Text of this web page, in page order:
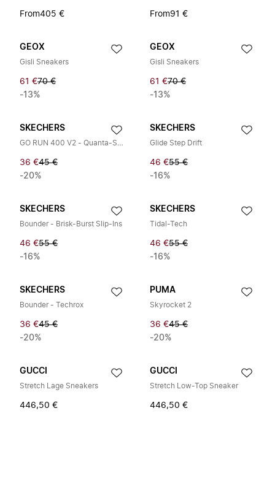
From405 € From91 €
GEOX
Gisli Sneakers
61 €70 €
-13%
GEOX
Gisli Sneakers
61 €70 €
-13%
SKECHERS
GO RUN 400 V2 - Quanta-Stride
36 €45 €
-20%
SKECHERS
Glide Step Drift
46 €55 €
-16%
SKECHERS
Bounder - Brisk-Burst Slip-Ins
46 €55 €
-16%
SKECHERS
Tidal-Tech
46 €55 €
-16%
SKECHERS
Bounder - Techrox
36 €45 €
-20%
PUMA
Skyrocket 2
36 €45 €
-20%
GUCCI
Stretch Lage Sneakers
446,50 €
GUCCI
Stretch Low-Top Sneaker
446,50 €